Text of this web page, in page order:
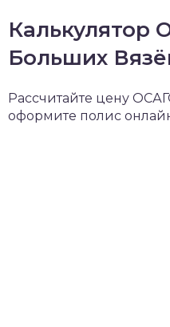
Калькулятор
Больших
Рассчитайте цену
оформите полис